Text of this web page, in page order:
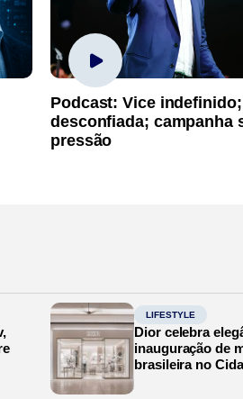
Podcast: Vice
desconfiada; campanha
pressão
LIFESTYLE
Dior celebra
inauguração de
brasileira no